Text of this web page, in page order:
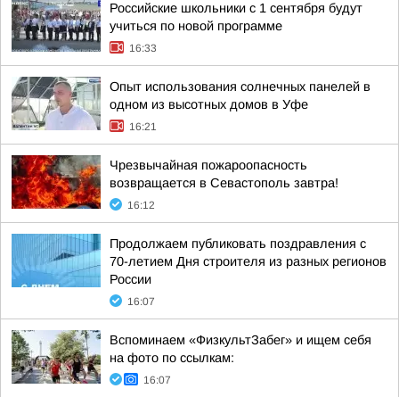
Российские школьники с 1 сентября будут
учиться по новой программе
16:33
Опыт использования солнечных панелей в
одном из высотных домов в Уфе
16:21
Чрезвычайная пожароопасность
возвращается в Севастополь завтра!
16:12
Продолжаем публиковать поздравления с
70-летием Дня строителя из разных регионов
России
16:07
Вспоминаем «ФизкультЗабег» и ищем себя
на фото по ссылкам:
16:07